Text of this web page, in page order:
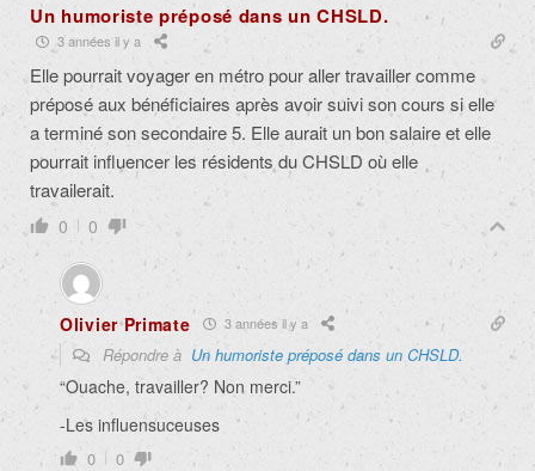
Un humoriste préposé dans un CHSLD.
3 années il y a
Elle pourrait voyager en métro pour aller travailler comme
préposé aux bénéficiaires après avoir suivi son cours si elle
a terminé son secondaire 5. Elle aurait un bon salaire et elle
pourrait influencer les résidents du CHSLD où elle
travailerait.
0 0
Olivier Primate 3 années il y a
Répondre à Un humoriste préposé dans un CHSLD.
“Ouache, travailler? Non merci.”
-Les influensuceuses
0 0